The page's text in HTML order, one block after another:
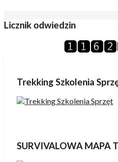
Licznik odwiedzin
Trekking Szkolenia
SURVIVALOWA MAPA